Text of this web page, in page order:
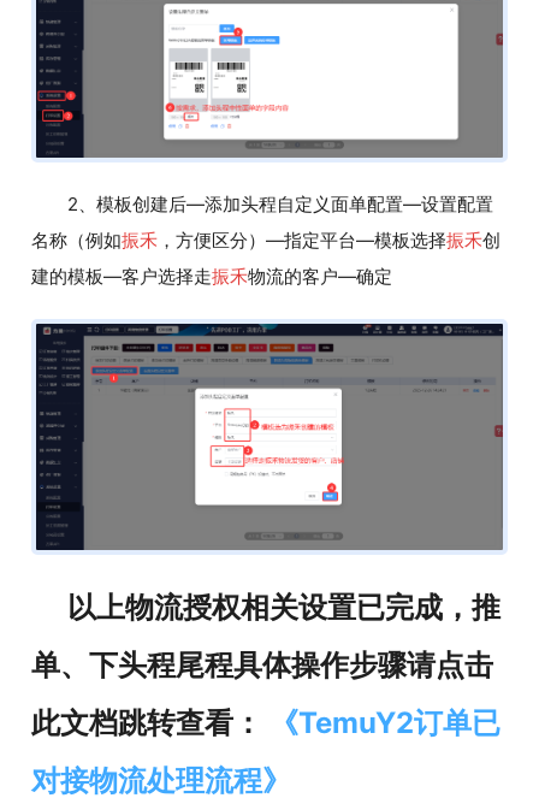
2、模板创建后—添加头程自定义面单配置—设置配置
名称（例如振禾 ，方便区分）—指定平台—模板选择振禾创
建的模板—客户选择走振禾物流的客户—确定
以上物流授权相关设置已完成，推
单、下头程尾程具体操作步骤请点击
此文档跳转查看：
《TemuY2订单已
对接物流处理流程》